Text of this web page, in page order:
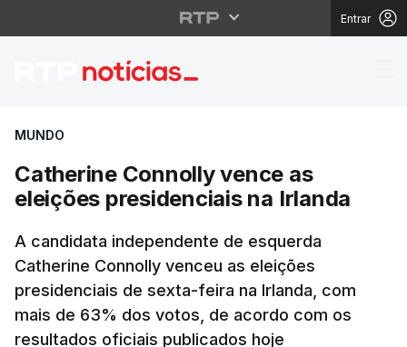
Entrar
Catherine Connolly
MUNDO
Catherine Connolly vence as
eleições presidenciais na Irlanda
A candidata independente de esquerda
Catherine Connolly venceu as eleições
presidenciais de sexta-feira na Irlanda, com
mais de 63% dos votos, de acordo com os
resultados oficiais publicados hoje